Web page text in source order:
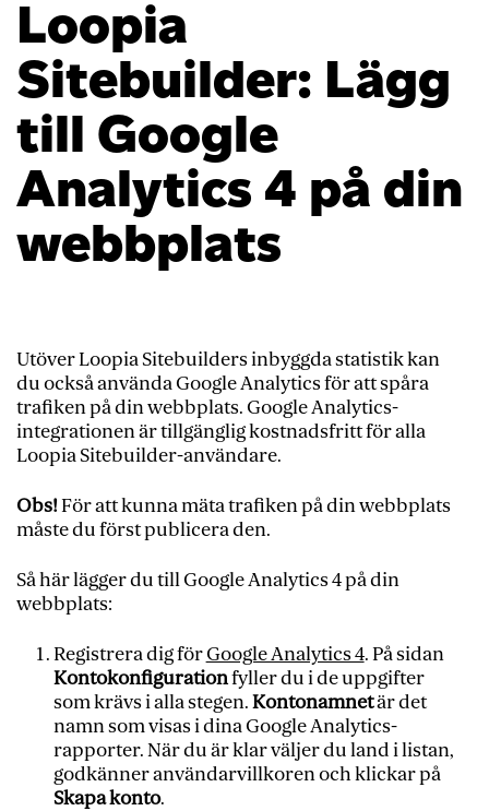
Loopia
Sitebuilder: Lägg
till Google
Analytics 4 på din
webbplats
Utöver Loopia Sitebuilders inbyggda statistik kan
du också använda Google Analytics för att spåra
trafiken på din webbplats. Google Analytics-
integrationen är tillgänglig kostnadsfritt för alla
Loopia Sitebuilder-användare.
Obs!För att kunna mäta trafiken på din webbplats
måste du först publicera den.
Så här lägger du till Google Analytics 4 på din
webbplats:
Registrera dig förGoogle Analytics 4. På sidan
Kontokonfigurationfyller du i de uppgifter
som krävs i alla stegen.Kontonamnetär det
namn som visas i dina Google Analytics-
rapporter. När du är klar väljer du land i listan,
godkänner användarvillkoren och klickar på
Skapa konto.